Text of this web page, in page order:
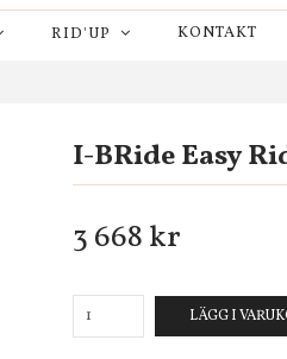
RID'UP KONTAKT
I-BRide Easy
3 668 kr
LÄGG I